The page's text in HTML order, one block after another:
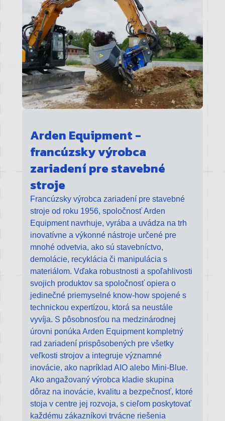
Arden Equipment -
francúzsky výrobca
zariadení pre stavebné
stroje
Francúzsky výrobca zariadení pre stavebné
stroje od roku 1956, spoločnosť Arden
Equipment navrhuje, vyrába a uvádza na trh
inovatívne a výkonné nástroje určené pre
mnohé odvetvia, ako sú stavebníctvo,
demolácie, recyklácia či manipulácia s
materiálom. Vďaka robustnosti a spoľahlivosti
svojich produktov sa spoločnosť opiera o
jedinečné priemyselné know-how spojené s
technickou expertízou, ktorá sa neustále
vyvíja. S pôsobnosťou na medzinárodnej
úrovni ponúka Arden Equipment kompletný
rad zariadení prispôsobených pre všetky
veľkosti strojov a integruje významné
inovácie, ako napríklad AIO alebo Mini-Blue.
Ako angažovaný výrobca kladie skupina
dôraz na inovácie, kvalitu a bezpečnosť, ktoré
stoja v centre jej rozvoja, s cieľom poskytovať
každému zákazníkovi trvácne riešenia